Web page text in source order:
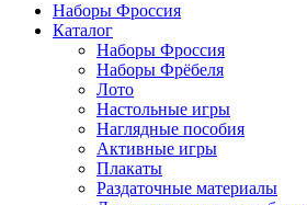
Наборы Фроссия
Каталог
Наборы Фроссия
Наборы Фрёбеля
Лото
Настольные игры
Наглядные пособия
Активные игры
Плакаты
Раздаточные материалы